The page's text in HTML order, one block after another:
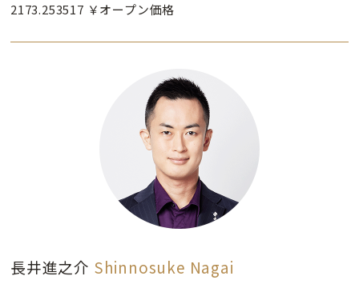
2173.253517 ￥オープン価格
長井進之介 Shinnosuke Nagai